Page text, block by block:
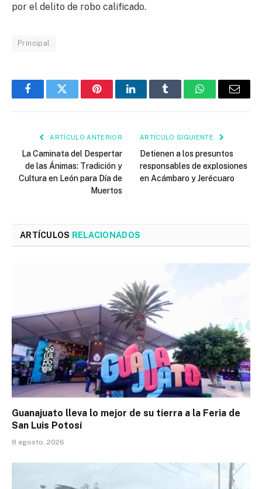
por el delito de robo calificado.
Principal
FacebookTwitter PinterestLinkedInTumblr WhatsAppEmail
ARTÍCULO ANTERIOR
La Caminata del Despertar
de las Ánimas: Tradición y
Cultura en León para Día de
Muertos
ARTÍCULO SIGUIENTE
Detienen a los presuntos
responsables de explosiones
en Acámbaro y Jerécuaro
ARTÍCULOS RELACIONADOS
Guanajuato lleva lo mejor de su tierra a la Feria de
San Luis Potosí
8 agosto, 2026